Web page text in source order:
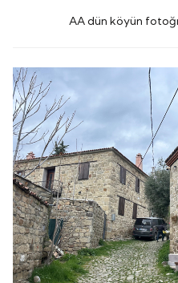
AA dün köyün